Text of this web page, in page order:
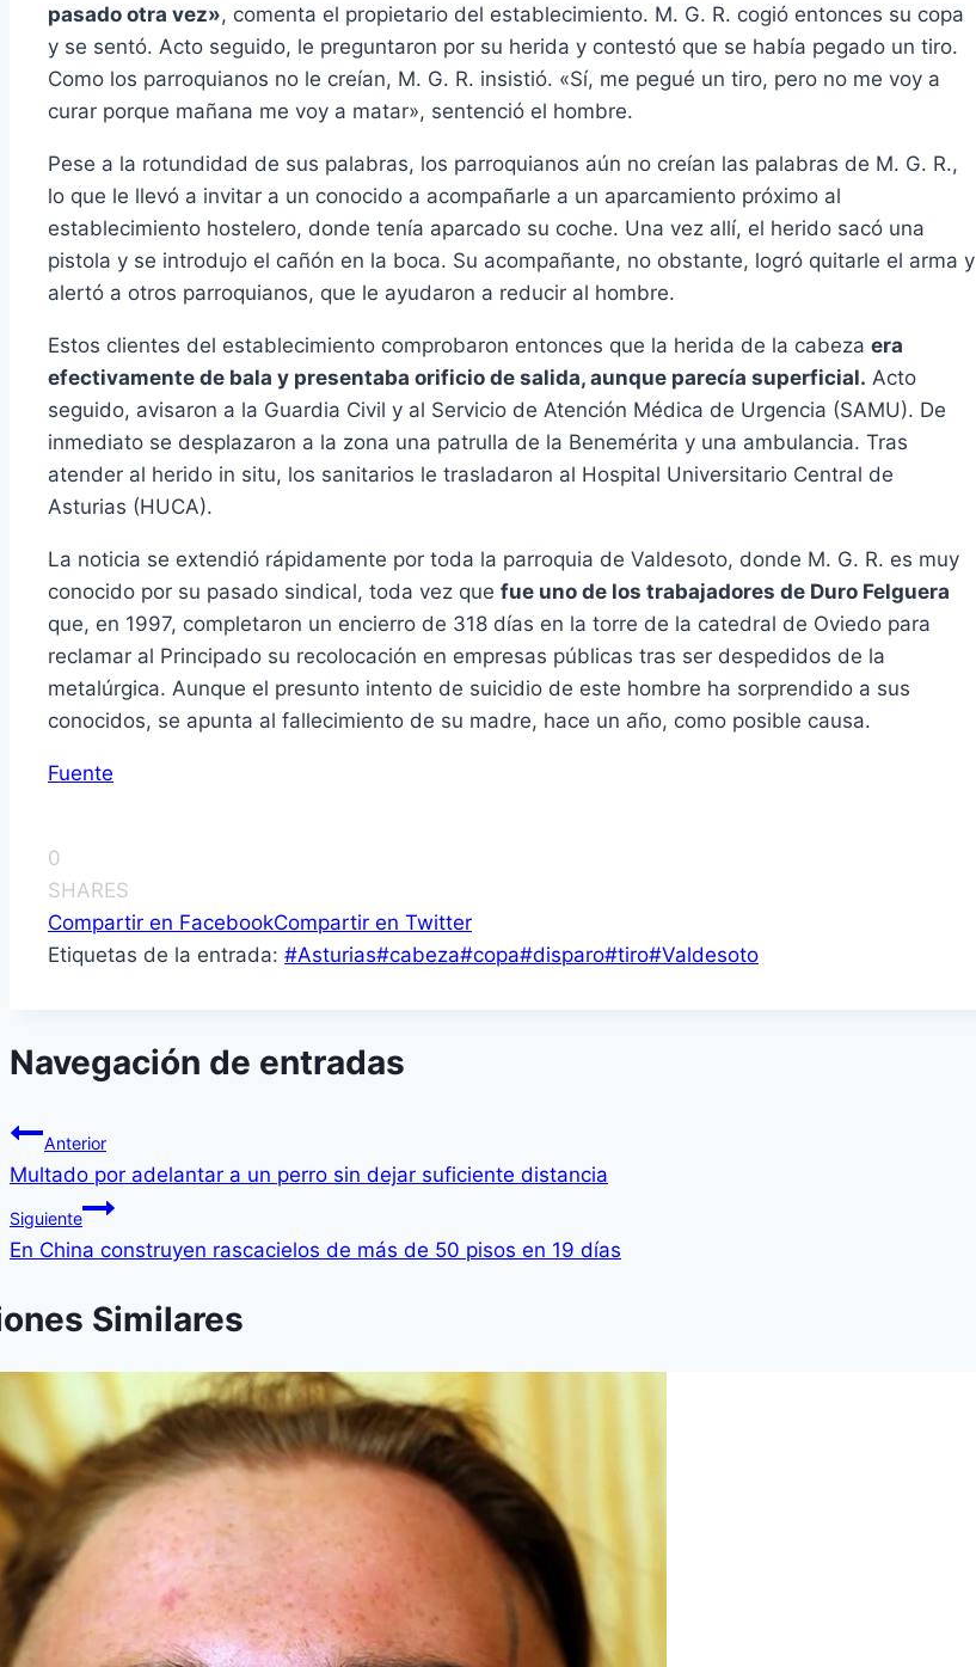
pasado otra vez», comenta el propietario del establecimiento. M. G. R. cogió entonces su copa
y se sentó. Acto seguido, le preguntaron por su herida y contestó que se había pegado un tiro.
Como los parroquianos no le creían, M. G. R. insistió. «Sí, me pegué un tiro, pero no me voy a
curar porque mañana me voy a matar», sentenció el hombre.
Pese a la rotundidad de sus palabras, los parroquianos aún no creían las palabras de M. G. R.,
lo que le llevó a invitar a un conocido a acompañarle a un aparcamiento próximo al
establecimiento hostelero, donde tenía aparcado su coche. Una vez allí, el herido sacó una
pistola y se introdujo el cañón en la boca. Su acompañante, no obstante, logró quitarle el arma y
alertó a otros parroquianos, que le ayudaron a reducir al hombre.
Estos clientes del establecimiento comprobaron entonces que la herida de la cabeza era
efectivamente de bala y presentaba orificio de salida, aunque parecía superficial. Acto
seguido, avisaron a la Guardia Civil y al Servicio de Atención Médica de Urgencia (SAMU). De
inmediato se desplazaron a la zona una patrulla de la Benemérita y una ambulancia. Tras
atender al herido in situ, los sanitarios le trasladaron al Hospital Universitario Central de
Asturias (HUCA).
La noticia se extendió rápidamente por toda la parroquia de Valdesoto, donde M. G. R. es muy
conocido por su pasado sindical, toda vez que fue uno de los trabajadores de Duro Felguera
que, en 1997, completaron un encierro de 318 días en la torre de la catedral de Oviedo para
reclamar al Principado su recolocación en empresas públicas tras ser despedidos de la
metalúrgica. Aunque el presunto intento de suicidio de este hombre ha sorprendido a sus
conocidos, se apunta al fallecimiento de su madre, hace un año, como posible causa.
Fuente
0
SHARES
Compartir en FacebookCompartir en Twitter
Etiquetas de la entrada: #Asturias#cabeza#copa#disparo#tiro#Valdesoto
Navegación de entradas
Anterior
Multado por adelantar a un perro sin dejar suficiente distancia
Siguiente
En China construyen rascacielos de más de 50 pisos en 19 días
Similares